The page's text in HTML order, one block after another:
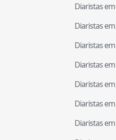
Diaristas em
Diaristas em
Diaristas em
Diaristas em
Diaristas em
Diaristas em
Diaristas em